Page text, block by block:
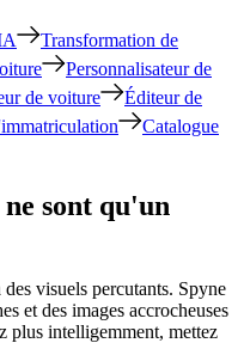
Transformation de
Personnalisateur de
de voiture
Éditeur de
Catalogue
sont qu'un
visuels percutants. Spyne
et des images accrocheuses
plus intelligemment, mettez